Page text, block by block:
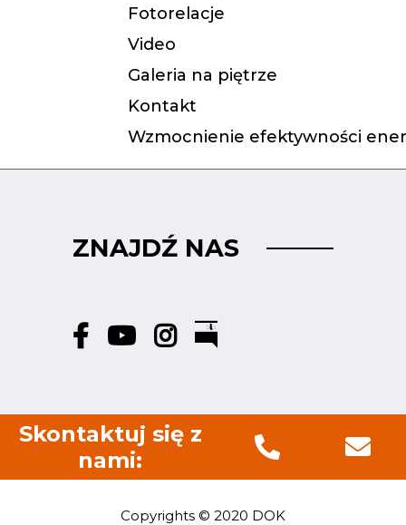
Fotorelacje
Video
Galeria na piętrze
Kontakt
Wzmocnienie efektywności
ZNAJDŹ NAS
Skontaktuj się z
nami:
Copyrights © 2020 DOK